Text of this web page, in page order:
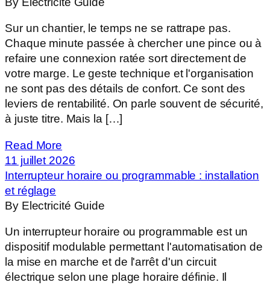
Sur un chantier, le temps ne se rattrape pas.
Chaque minute passée à chercher une pince ou à
refaire une connexion ratée sort directement de
votre marge. Le geste technique et l'organisation
ne sont pas des détails de confort. Ce sont des
leviers de rentabilité. On parle souvent de sécurité,
à juste titre. Mais la […]
Read More
11 juillet 2026
Interrupteur horaire ou programmable : installation
et réglage
By Electricité Guide
Un interrupteur horaire ou programmable est un
dispositif modulable permettant l'automatisation de
la mise en marche et de l'arrêt d'un circuit
électrique selon une plage horaire définie. Il